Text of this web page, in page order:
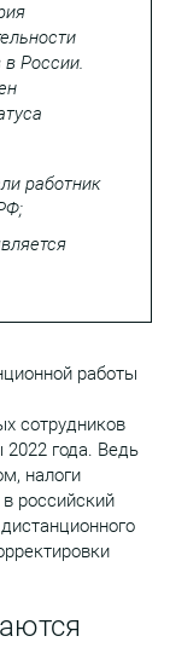
в России.
работник
работы
сотрудников
года. Ведь
налоги
российский